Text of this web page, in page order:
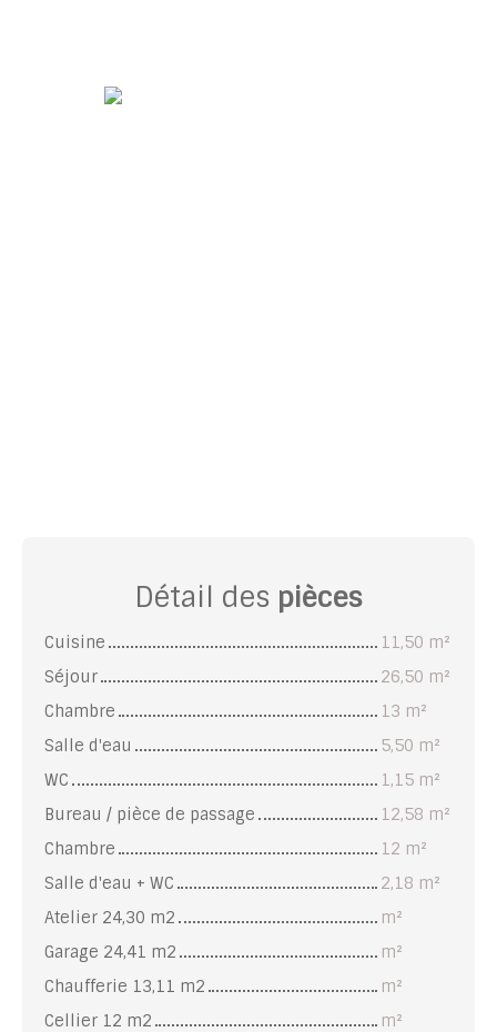
Détail des pièces
Cuisine
11,50 m²
Séjour
26,50 m²
Chambre
13 m²
Salle d'eau
5,50 m²
WC
1,15 m²
Bureau / pièce de passage
12,58 m²
Chambre
12 m²
Salle d'eau + WC
2,18 m²
Atelier 24,30 m2
m²
Garage 24,41 m2
m²
Chaufferie 13,11 m2
m²
Cellier 12 m2
m²